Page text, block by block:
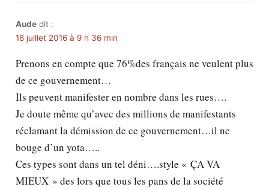
Aude dit :
18 juillet 2016 à 9 h 36 min
Prenons en compte que 76%des français ne veulent plus
de ce gouvernement…
Ils peuvent manifester en nombre dans les rues….
Je doute même qu’avec des millions de manifestants
réclamant la démission de ce gouvernement…il ne
bouge d’un yota…..
Ces types sont dans un tel déni….style « ÇA VA
MIEUX » des lors que tous les pans de la société